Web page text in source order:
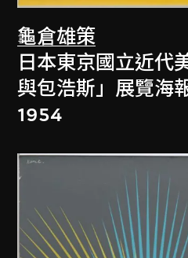
龜倉雄策
日本東京國立近代
與包浩斯」展覽海
1954